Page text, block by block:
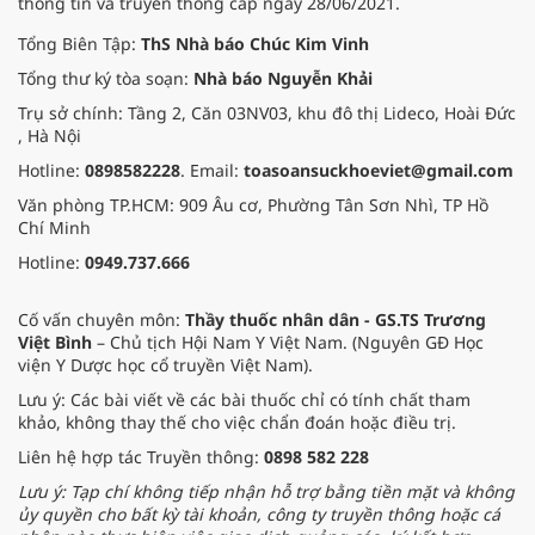
Tổng Biên Tập: ThS Nhà báo Chúc Kim Vinh
Tổng thư ký tòa soạn: Nhà báo Nguyễn Khải
Trụ sở chính: Tầng 2, Căn 03NV03, khu đô thị Lideco, Hoài Đức
, Hà Nội
Hotline: 0898582228. Email: toasoansuckhoeviet@gmail.com
Văn phòng TP.HCM: 909 Âu cơ, Phường Tân Sơn Nhì, TP Hồ
Chí Minh
Hotline: 0949.737.666
Cố vấn chuyên môn: Thầy thuốc nhân dân - GS.TS Trương
Việt Bình – Chủ tịch Hội Nam Y Việt Nam. (Nguyên GĐ Học
viện Y Dược học cổ truyền Việt Nam).
Lưu ý: Các bài viết về các bài thuốc chỉ có tính chất tham
khảo, không thay thế cho việc chẩn đoán hoặc điều trị.
Liên hệ hợp tác Truyền thông: 0898 582 228
Lưu ý: Tạp chí không tiếp nhận hỗ trợ bằng tiền mặt và không
ủy quyền cho bất kỳ tài khoản, công ty truyền thông hoặc cá